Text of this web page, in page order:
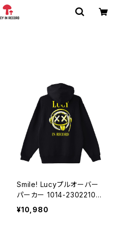
Smile! Lucyプルオーバー
パーカー 1014-23022104
4
¥10,980